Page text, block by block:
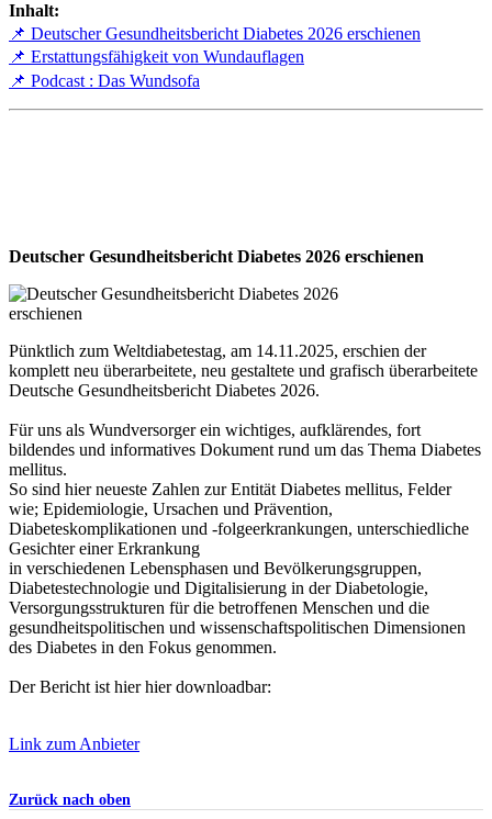
Inhalt:
📌 Deutscher Gesundheitsbericht Diabetes 2026 erschienen
📌 Erstattungsfähigkeit von Wundauflagen
📌 Podcast : Das Wundsofa
Deutscher Gesundheitsbericht Diabetes 2026 erschienen
Pünktlich zum Weltdiabetestag, am 14.11.2025, erschien der
komplett neu überarbeitete, neu gestaltete und grafisch überarbeitete
Deutsche Gesundheitsbericht Diabetes 2026.
Für uns als Wundversorger ein wichtiges, aufklärendes, fort
bildendes und informatives Dokument rund um das Thema Diabetes
mellitus.
So sind hier neueste Zahlen zur Entität Diabetes mellitus, Felder
wie; Epidemiologie, Ursachen und Prävention,
Diabeteskomplikationen und -folgeerkrankungen, unterschiedliche
Gesichter einer Erkrankung
in verschiedenen Lebensphasen und Bevölkerungsgruppen,
Diabetestechnologie und Digitalisierung in der Diabetologie,
Versorgungsstrukturen für die betroffenen Menschen und die
gesundheitspolitischen und wissenschaftspolitischen Dimensionen
des Diabetes in den Fokus genommen.
Der Bericht ist hier hier downloadbar:
Link zum Anbieter
Zurück nach oben